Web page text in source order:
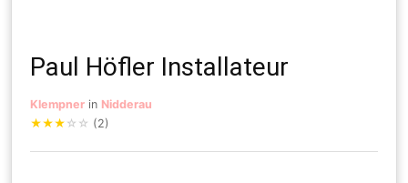
Paul Höfler Installateur
Klempner in Nidderau
★★★ ☆ ☆ (2)